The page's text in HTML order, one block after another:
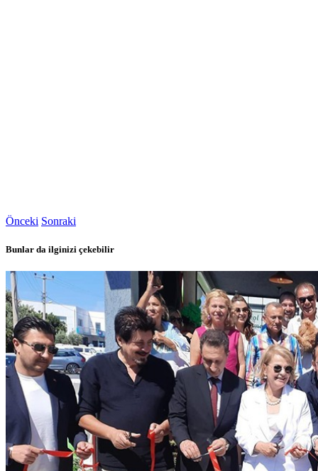
Önceki Sonraki
Bunlar da ilginizi çekebilir